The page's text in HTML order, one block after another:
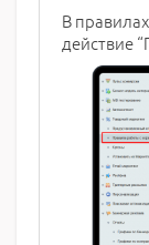
В
действие